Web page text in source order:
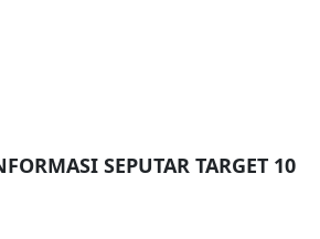
SEPUTAR TARGET 10